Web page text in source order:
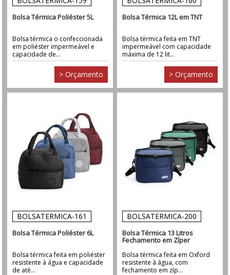
Bolsa Térmica Poliéster 5L
Bolsa térmica o confeccionada
em poliéster impermeável e
capacidade de...
> Orçamento
Bolsa Térmica 12L em TNT
Bolsa térmica feita em TNT
impermeável com capacidade
máxima de 12 lit...
> Orçamento
BOLSATERMICA-161
Bolsa Térmica Poliéster 6L
Bolsa térmica feita em poliéster
resistente à água e capacidade
de até...
BOLSATERMICA-200
Bolsa Térmica 13 Litros
Fechamento em Zíper
Bolsa térmica feita em Oxford
resistente à água, com
fechamento em zíp...